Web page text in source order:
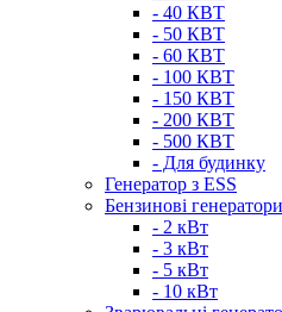
- 40 КВТ
- 50 КВТ
- 60 КВТ
- 100 КВТ
- 150 КВТ
- 200 КВТ
- 500 КВТ
- Для будинку
Генератор з ESS
Бензинові генератори
- 2 кВт
- 3 кВт
- 5 кВт
- 10 кВт